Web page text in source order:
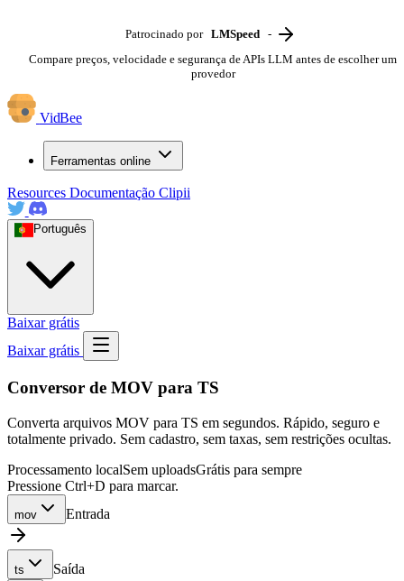
Patrocinado por LMSpeed -
Compare preços, velocidade e segurança de APIs LLM antes de escolher um
provedor
VidBee
Ferramentas online
Resources Documentação Clipii
Português
Baixar grátis
Baixar grátis
Conversor de MOV para TS
Converta arquivos MOV para TS em segundos. Rápido, seguro e
totalmente privado. Sem cadastro, sem taxas, sem restrições ocultas.
Processamento localSem uploadsGrátis para sempre
Pressione Ctrl+D para marcar.
mov Entrada
ts Saída